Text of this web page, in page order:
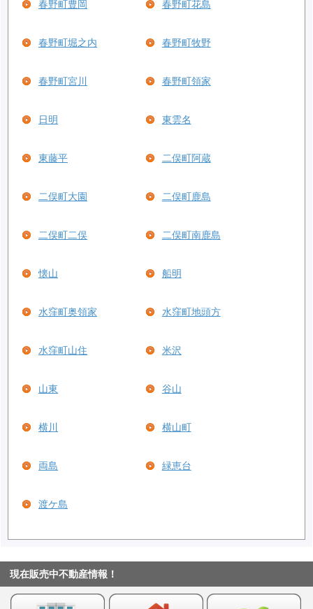
春野町豊岡 春野町花島
春野町堀之内 春野町牧野
春野町宮川 春野町領家
日明 東雲名
東藤平 二俣町阿蔵
二俣町大園 二俣町鹿島
二俣町二俣 二俣町南鹿島
懐山 船明
水窪町奥領家 水窪町地頭方
水窪町山住 米沢
山東 谷山
横川 横山町
両島 緑恵台
渡ケ島
現在販売中不動産情報！